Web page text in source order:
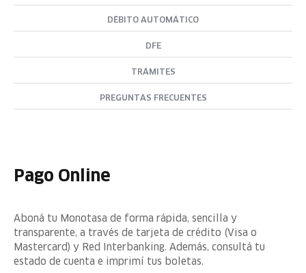
DÉBITO AUTOMÁTICO
DFE
TRÁMITES
PREGUNTAS FRECUENTES
Pago Online
Aboná tu Monotasa de forma rápida, sencilla y
transparente, a través de tarjeta de crédito (Visa o
Mastercard) y Red Interbanking. Además, consultá tu
estado de cuenta e imprimí tus boletas.